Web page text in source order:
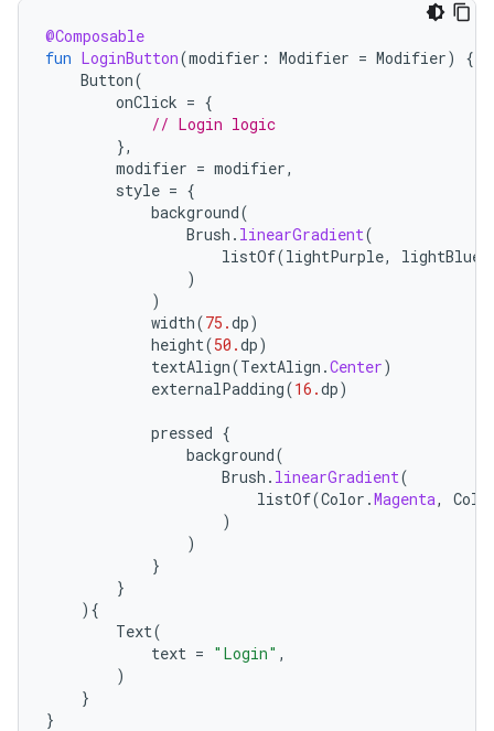
@Composable
fun LoginButton(modifier : Modifier = Modifier)
{
Button(
onClick = {
// Login logic
},
modifier = modifier,
style = {
background(
Brush . linearGradient(
listOf(lightPurple, lightBlue
)
)
width(75.dp)
height(50.dp)
textAlign(TextAlign .Center)
externalPadding(16.dp)
pressed {
background(
Brush . linearGradient(
listOf(Color .Magenta,
)
)
}
}
){
Text(
text = "Login" ,
)
}
}